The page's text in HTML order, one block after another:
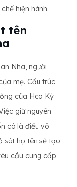
hiện hành.
tên
Nha, người
mẹ. Cấu trúc
của Hoa Kỳ
giữ nguyên
có là điều vô
sót họ tên sẽ tạo
cầu cung cấp